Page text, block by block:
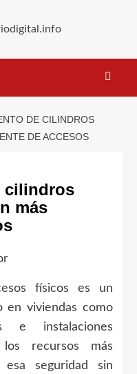
DE CILINDROS
DE ACCESOS
cilindros
más
físicos es un
en viviendas como
e instalaciones
recursos más
seguridad sin